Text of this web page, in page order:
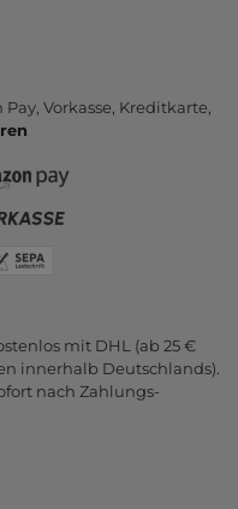
Vor­kasse, Kredit­karte,
mit DHL (ab 25 €
inner­halb Deutsch­lands).
nach Zahlungs­